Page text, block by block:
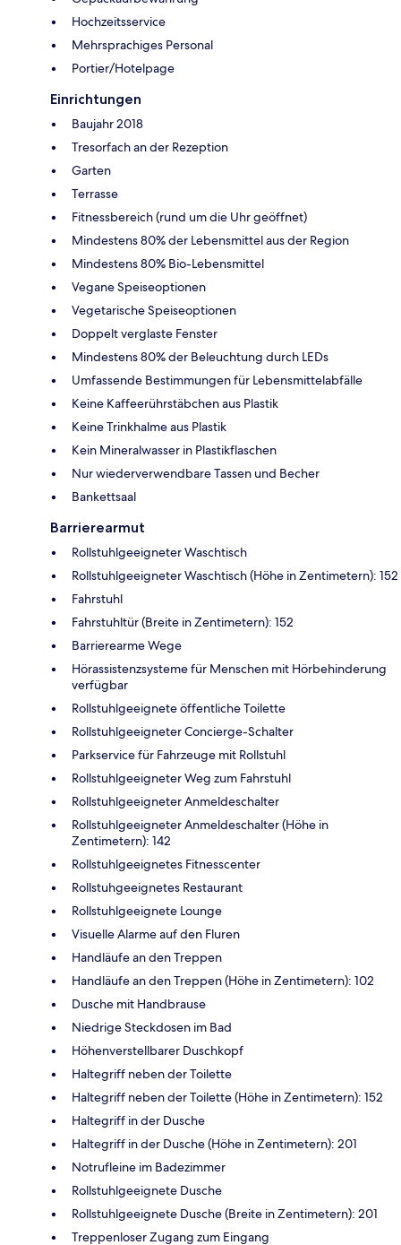
Hochzeitsservice
Mehrsprachiges Personal
Portier/Hotelpage
Einrichtungen
Baujahr 2018
Tresorfach an der Rezeption
Garten
Terrasse
Fitnessbereich (rund um die Uhr geöffnet)
Mindestens 80% der Lebensmittel aus der Region
Mindestens 80% Bio-Lebensmittel
Vegane Speiseoptionen
Vegetarische Speiseoptionen
Doppelt verglaste Fenster
Mindestens 80% der Beleuchtung durch LEDs
Umfassende Bestimmungen für Lebensmittelabfälle
Keine Kaffeerührstäbchen aus Plastik
Keine Trinkhalme aus Plastik
Kein Mineralwasser in Plastikflaschen
Nur wiederverwendbare Tassen und Becher
Bankettsaal
Barrierearmut
Rollstuhlgeeigneter Waschtisch
Rollstuhlgeeigneter Waschtisch (Höhe in Zentimetern): 152
Fahrstuhl
Fahrstuhltür (Breite in Zentimetern): 152
Barrierearme Wege
Hörassistenzsysteme für Menschen mit Hörbehinderung
verfügbar
Rollstuhlgeeignete öffentliche Toilette
Rollstuhlgeeigneter Concierge-Schalter
Parkservice für Fahrzeuge mit Rollstuhl
Rollstuhlgeeigneter Weg zum Fahrstuhl
Rollstuhlgeeigneter Anmeldeschalter
Rollstuhlgeeigneter Anmeldeschalter (Höhe in
Zentimetern): 142
Rollstuhlgeeignetes Fitnesscenter
Rollstuhgeeignetes Restaurant
Rollstuhlgeeignete Lounge
Visuelle Alarme auf den Fluren
Handläufe an den Treppen
Handläufe an den Treppen (Höhe in Zentimetern): 102
Dusche mit Handbrause
Niedrige Steckdosen im Bad
Höhenverstellbarer Duschkopf
Haltegriff neben der Toilette
Haltegriff neben der Toilette (Höhe in Zentimetern): 152
Haltegriff in der Dusche
Haltegriff in der Dusche (Höhe in Zentimetern): 201
Notrufleine im Badezimmer
Rollstuhlgeeignete Dusche
Rollstuhlgeeignete Dusche (Breite in Zentimetern): 201
Treppenloser Zugang zum Eingang